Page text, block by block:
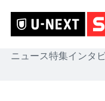
ニュース特集インタ